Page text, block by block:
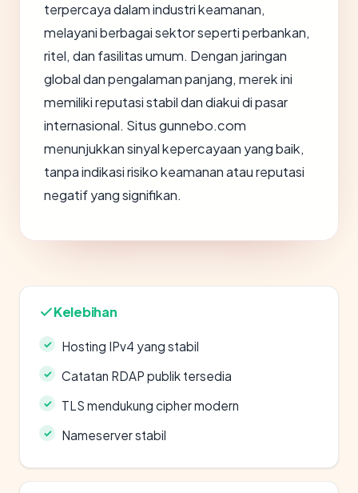
terpercaya dalam industri keamanan,
melayani berbagai sektor seperti perbankan,
ritel, dan fasilitas umum. Dengan jaringan
global dan pengalaman panjang, merek ini
memiliki reputasi stabil dan diakui di pasar
internasional. Situs gunnebo.com
menunjukkan sinyal kepercayaan yang baik,
tanpa indikasi risiko keamanan atau reputasi
negatif yang signifikan.
Kelebihan
Hosting IPv4 yang stabil
Catatan RDAP publik tersedia
TLS mendukung cipher modern
Nameserver stabil